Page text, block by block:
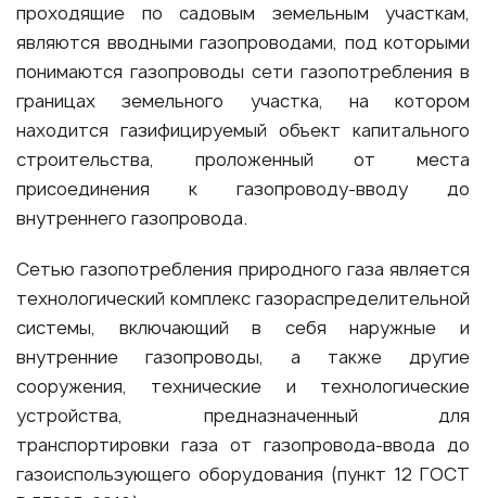
проходящие по садовым земельным участкам,
являются вводными газопроводами, под которыми
понимаются газопроводы сети газопотребления в
границах земельного участка, на котором
находится газифицируемый объект капитального
строительства, проложенный от места
присоединения к газопроводу-вводу до
внутреннего газопровода.
Сетью газопотребления природного газа является
технологический комплекс газораспределительной
системы, включающий в себя наружные и
внутренние газопроводы, а также другие
сооружения, технические и технологические
устройства, предназначенный для
транспортировки газа от газопровода-ввода до
газоиспользующего оборудования (пункт 12 ГОСТ